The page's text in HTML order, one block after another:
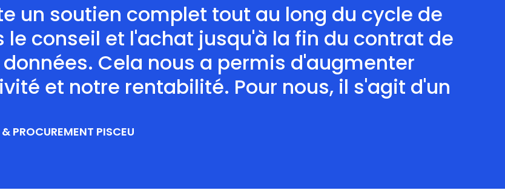
un soutien complet tout au long du cycle de
conseil et l'achat jusqu'à la fin du contrat de
Cela nous a permis d'augmenter
et notre rentabilité. Pour nous, il s'agit d'un
PROCUREMENT PISCEU